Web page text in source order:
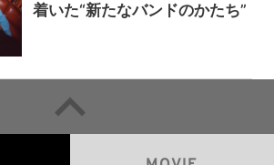
着いた“新たなバンドのかたち”